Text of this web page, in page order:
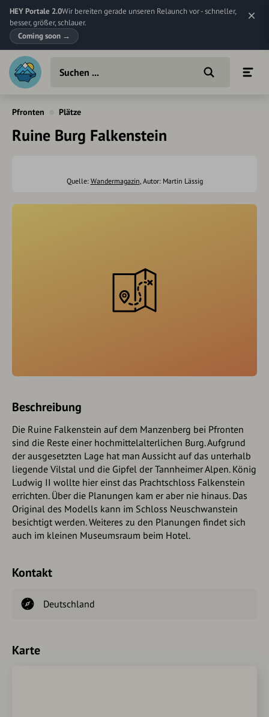
HEY Portale 2.0Wir bereiten gerade unseren Relaunch vor - schneller,
besser, größer, schlauer.
Coming soon →
Pfronten Plätze
Ruine Burg Falkenstein
Quelle: Wandermagazin, Autor: Martin Lässig
Beschreibung
Die Ruine Falkenstein auf dem Manzenberg bei Pfronten
sind die Reste einer hochmittelalterlichen Burg. Aufgrund
der ausgesetzten Lage hat man Aussicht auf das unterhalb
liegende Vilstal und die Gipfel der Tannheimer Alpen. König
Ludwig II wollte hier einst das Prachtschloss Falkenstein
errichten. Über die Planungen kam er aber nie hinaus. Das
Original des Modells kann im Schloss Neuschwanstein
besichtigt werden. Weiteres zu den Planungen findet sich
auch im kleinen Museumsraum beim Hotel.
Kontakt
Deutschland
Karte